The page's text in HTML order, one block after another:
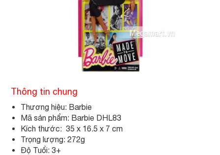
Thông tin chung
Thương hiệu: Barbie
Mã sản phẩm: Barbie DHL83
Kích thước: 35 x 16.5 x 7 cm
Trọng lượng: 272g
Độ Tuổi: 3+